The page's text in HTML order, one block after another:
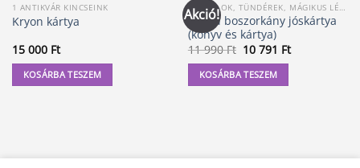
1 ANTIKVÁR KINCSEINK
Kryon kártya
15 000 Ft
KOSÁRBA TESZEM
Akció!
A zöld boszorkány jóskártya
(könyv és kártya)
11 990Ft Original
price
was:
11
990 Ft.
10 791 FtCurrent
price
KOSÁRBA TESZEM